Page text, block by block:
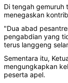
Di tengah gemuruh
menegaskan
"Dua abad
pengabdian yang
terus langgeng
Sementara itu,
mengungkapkan
peserta apel.